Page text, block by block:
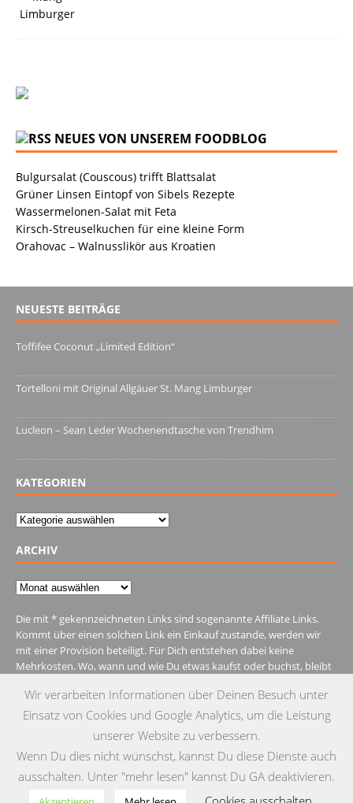
NEUES VON UNSEREM FOODBLOG
Bulgursalat (Couscous) trifft Blattsalat
Grüner Linsen Eintopf von Sibels Rezepte
Wassermelonen-Salat mit Feta
Kirsch-Streuselkuchen für eine kleine Form
Orahovac – Walnusslikör aus Kroatien
NEUESTE BEITRÄGE
Toffifee Coconut „Limited Edition“
Tortelloni mit Original Allgäuer St. Mang Limburger
Lucleon – Sean Leder Wochenendtasche von Trendhim
KATEGORIEN
Kategorien
ARCHIV
Archiv
Die mit * gekennzeichneten Links sind sogenannte Affiliate Links.
Kommt über einen solchen Link ein Einkauf zustande, werden wir
mit einer Provision beteiligt. Für Dich entstehen dabei keine
Mehrkosten. Wo, wann und wie Du etwas kaufst oder buchst, bleibt
Wir verarbeiten Informationen über Deinen Besuch unter
Einsatz von Cookies und Google Analytics, um die Leistung
unserer Website zu verbessern.
Wenn Du dies nicht wünschst, kannst Du diese Dienste auch
ausschalten. Unter "mehr lesen" kannst Du GA deaktivieren.